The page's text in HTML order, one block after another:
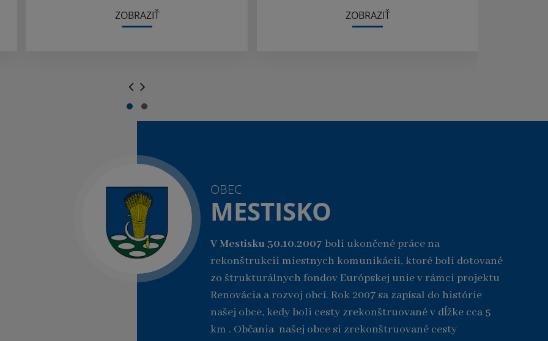
ZOBRAZIŤ
ZOBRAZIŤ
OBEC
MESTISKO
V Mestisku 30.10.2007 boli ukončené práce na
rekonštrukcii miestnych komunikácii, ktoré boli dotované
zo štrukturálnych fondov Európskej unie v rámci projektu
Renovácia a rozvoj obcí. Rok 2007 sa zapísal do histórie
našej obce, kedy boli cesty zrekonštruované v dĺžke cca 5
km . Občania našej obce si zrekonštruované cesty